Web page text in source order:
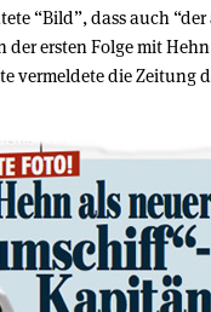
“Bild”, dass auch
der ersten Folge mit
vermeldete die Zeitung